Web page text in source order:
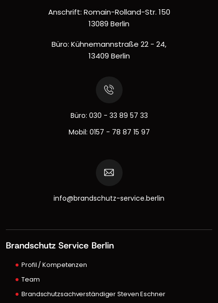
Anschrift: Romain-Rolland-Str. 150
13089 Berlin
Büro: Kühnemannstraße 22 - 24,
13409 Berlin
Büro: 030 - 33 89 57 33
Mobil: 0157 - 78 87 15 97
info@brandschutz-service.berlin
Brandschutz Service Berlin
Profil / Kompetenzen
Team
Brandschutzsachverständiger Steven Eschner